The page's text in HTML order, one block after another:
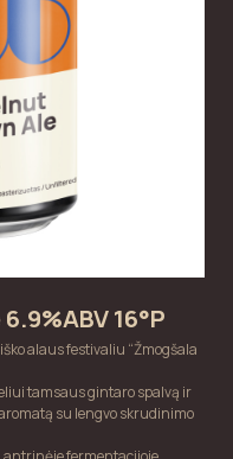
16°P
alaus festivaliu “Žmogšala
tamsaus gintaro spalvą ir
su lengvo skrudinimo